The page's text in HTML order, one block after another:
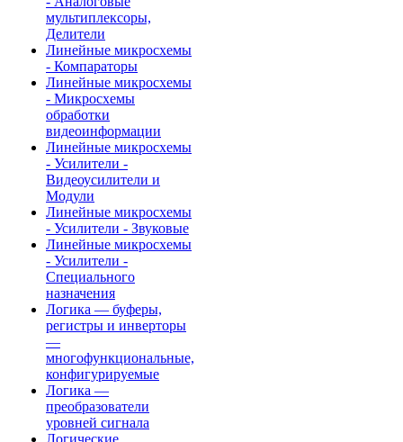
мультиплексоры,
Делители
Линейные микросхемы
- Компараторы
Линейные микросхемы
- Микросхемы
обработки
видеоинформации
Линейные микросхемы
- Усилители -
Видеоусилители и
Модули
Линейные микросхемы
- Усилители - Звуковые
Линейные микросхемы
- Усилители -
Специального
назначения
Логика — буферы,
регистры и инверторы
—
многофункциональные,
конфигурируемые
Логика —
преобразователи
уровней сигнала
Логические